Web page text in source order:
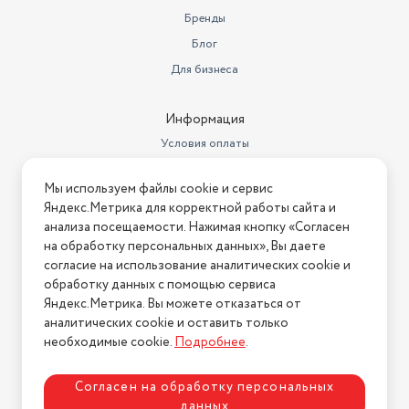
Бренды
Блог
Для бизнеса
Информация
Условия оплаты
Условия возврата
Нашли ошибку на сайте? Напишите нам
2026 © Интернет-магазин "АстМаркет". У нас есть всё!
Политика конфиденциальности
Мы используем файлы cookie и сервис
Яндекс.Метрика для корректной работы сайта и
анализа посещаемости. Нажимая кнопку «Согласен
на обработку персональных данных», Вы даете
согласие на использование аналитических cookie и
обработку данных с помощью сервиса
Яндекс.Метрика. Вы можете отказаться от
аналитических cookie и оставить только
необходимые cookie.Подробнее.
Согласен на обработку персональных